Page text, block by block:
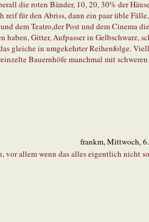
die roten Bänder, 10, 20, 30% der
reif für den Abriss, dann ein paar üble
dem Teatro,der Post und dem Cinema
haben, Gitter, Aufpasser in Gelbschwarz,
gleiche in umgekehrter Reihenfolge.
Bauernhöfe manchmal mit schweren
frankm, Mittwoch,
vor allem wenn das alles eigentlich nicht